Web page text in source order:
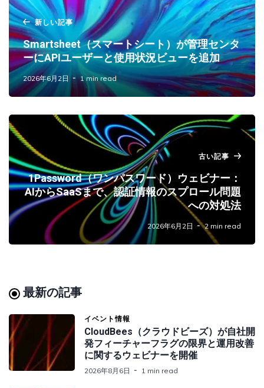
新しい記事
Smartsheet（スマートシート）が管理センタ
ーにAPIユーザーと使用状況ビューを追加
2026年6月2日 1 min read
古い記事
1Password（ワンパスワード）ウェビナー：
AIからSaaSまで、認証情報のスプロール問題
への対処法
2026年6月2日 2 min read
最新の記事
イベント情報
CloudBees（クラウドビーズ）が自社開
発フィーチャーフラグの限界と運用改善
に関するウェビナーを開催
2026年8月6日 1 min read